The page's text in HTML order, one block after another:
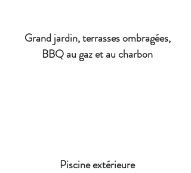
Grand jardin, terrasses ombragées,
BBQ au gaz et au charbon
Piscine extérieure